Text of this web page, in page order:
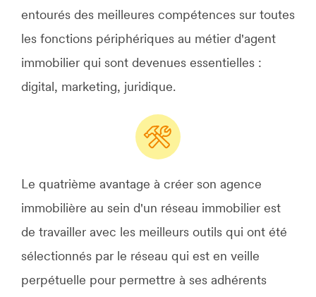
entourés des meilleures compétences sur toutes
les fonctions périphériques au métier d'agent
immobilier qui sont devenues essentielles :
digital, marketing, juridique.
Le quatrième avantage à créer son agence
immobilière au sein d'un réseau immobilier est
de travailler avec les meilleurs outils qui ont été
sélectionnés par le réseau qui est en veille
perpétuelle pour permettre à ses adhérents